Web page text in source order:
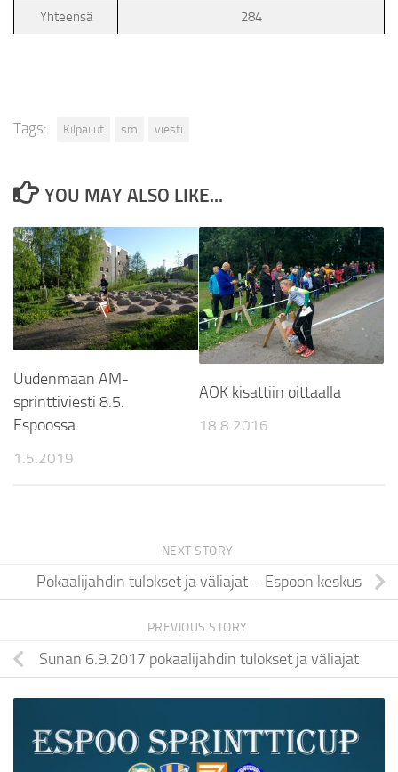
Yhteensä 284
Tags: Kilpailut sm viesti
YOU MAY ALSO LIKE...
Uudenmaan AM-
sprinttiviesti 8.5.
Espoossa
1.5.2019
AOK kisattiin oittaalla
18.8.2016
NEXT STORY
Pokaalijahdin tulokset ja väliajat – Espoon keskus
PREVIOUS STORY
Sunan 6.9.2017 pokaalijahdin tulokset ja väliajat